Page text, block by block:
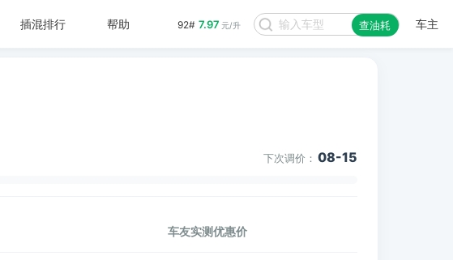
92# 7.97 元/升 查油耗 车主
插混排行 帮助
下次调价： 08-15
车友实测优惠价